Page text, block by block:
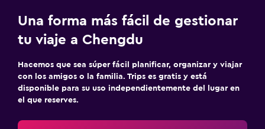
Una forma más fácil de gestionar
tu viaje a Chengdu
Hacemos que sea súper fácil planificar, organizar y viajar
con los amigos o la familia. Trips es gratis y está
disponible para su uso independientemente del lugar en
el que reserves.